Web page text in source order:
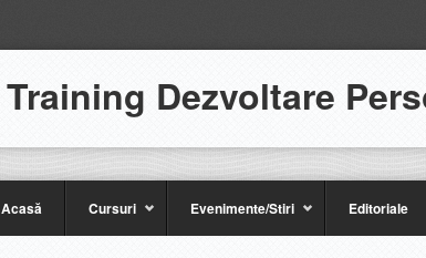
Training Dezvoltare
Acasă Cursuri Evenimente/Stiri Editoriale